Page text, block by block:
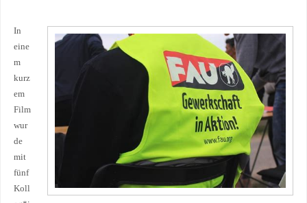
In
eine
m
kurz
em
Film
wur
de
mit
fünf
Koll